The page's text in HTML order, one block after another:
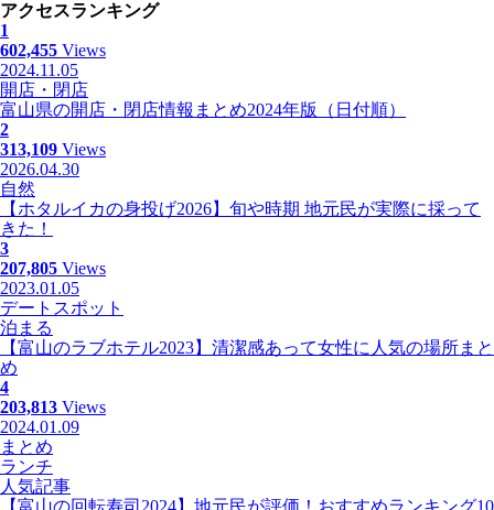
アクセスランキング
1
602,455 Views
2024.11.05
開店・閉店
富山県の開店・閉店情報まとめ2024年版（日付順）
2
313,109 Views
2026.04.30
自然
【ホタルイカの身投げ2026】旬や時期 地元民が実際に採って
きた！
3
207,805 Views
2023.01.05
デートスポット
泊まる
【富山のラブホテル2023】清潔感あって女性に人気の場所まと
め
4
203,813 Views
2024.01.09
まとめ
ランチ
人気記事
【富山の回転寿司2024】地元民が評価！おすすめランキング10